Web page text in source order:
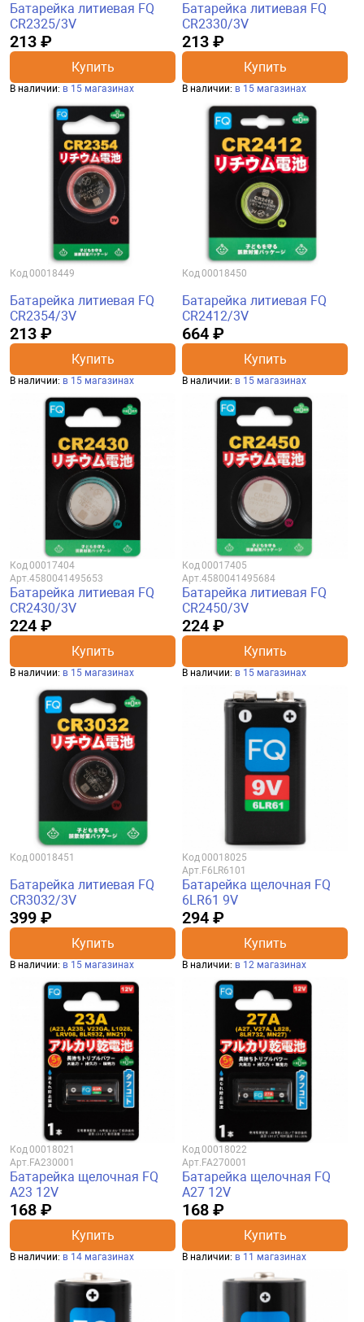
Батарейка литиевая FQ
CR2325/3V
213 ₽
Купить
В наличии: в 15 магазинах
Батарейка литиевая FQ
CR2330/3V
213 ₽
Купить
В наличии: в 15 магазинах
Код00018449
Батарейка литиевая FQ
CR2354/3V
213 ₽
Купить
В наличии: в 15 магазинах
Код00018450
Батарейка литиевая FQ
CR2412/3V
664 ₽
Купить
В наличии: в 15 магазинах
Код00017404
Арт.4580041495653
Батарейка литиевая FQ
CR2430/3V
224 ₽
Купить
В наличии: в 15 магазинах
Код00017405
Арт.4580041495684
Батарейка литиевая FQ
CR2450/3V
224 ₽
Купить
В наличии: в 15 магазинах
Код00018451
Батарейка литиевая FQ
CR3032/3V
399 ₽
Купить
В наличии: в 15 магазинах
Код00018025
Арт. F6LR6101
Батарейка щелочная FQ
6LR61 9V
294 ₽
Купить
В наличии: в 12 магазинах
Код00018021
Арт. FA230001
Батарейка щелочная FQ
A23 12V
168 ₽
Купить
В наличии: в 14 магазинах
Код00018022
Арт. FA270001
Батарейка щелочная FQ
A27 12V
168 ₽
Купить
В наличии: в 11 магазинах